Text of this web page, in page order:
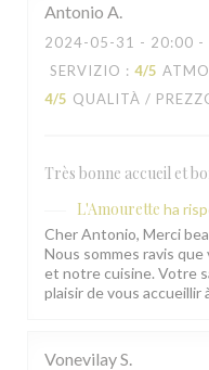
Antonio A
2024-05-31 - 20:00 -
SERVIZIO : 4/5
4/5 QUALITÀ /
Très bonne accueil et
L'Amourette ha
Cher Antonio, Merci
Nous sommes ravis
et notre cuisine. Votre
plaisir de vous accueillir
VonevilayS